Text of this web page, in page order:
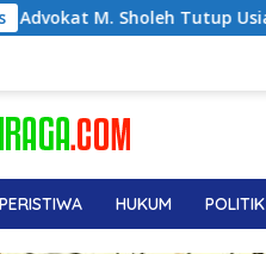
Dunia Hukum Berduka
PERISTIWA HUKUM POLITIK